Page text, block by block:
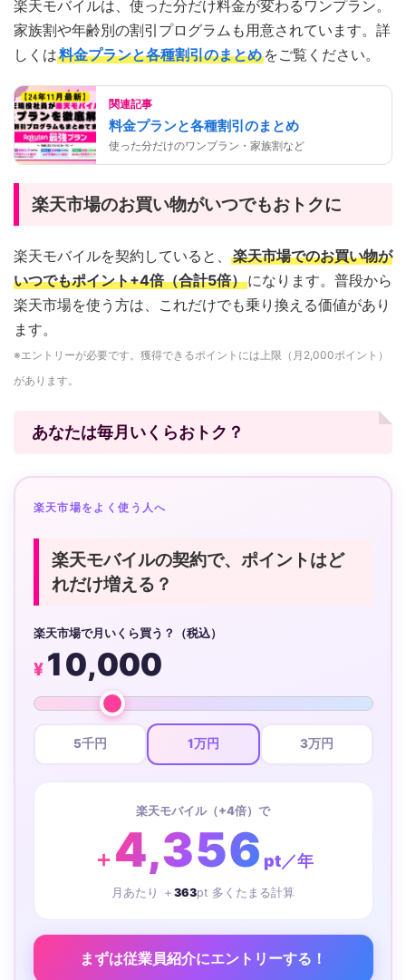
楽天モバイルは、使った分だけ料金が変わるワンプラン。
家族割や年齢別の割引プログラムも用意されています。詳
しくは料金プランと各種割引のまとめ をご覧ください。
関連記事
料金プランと各種割引のまとめ
使った分だけのワンプラン・家族割など
楽天市場のお買い物がいつでもおトクに
楽天モバイルを契約していると、 楽天市場でのお買い物が
いつでもポイント+4倍（合計5倍）になります。普段から
楽天市場を使う方は、これだけでも乗り換える価値があり
ます。
※エントリーが必要です。獲得できるポイントには上限（月2,000ポイント）
があります。
あなたは毎月いくらおトク？
楽天市場をよく使う人へ
楽天モバイルの契約で、ポイントはど
れだけ増える？
楽天市場で月いくら買う？（税込）
¥10,000
5千円 1万円 3万円
楽天モバイル（+4倍）で
＋ 4,356 pt／年
月あたり ＋ 363pt 多くたまる計算
まずは従業員紹介にエントリーする！